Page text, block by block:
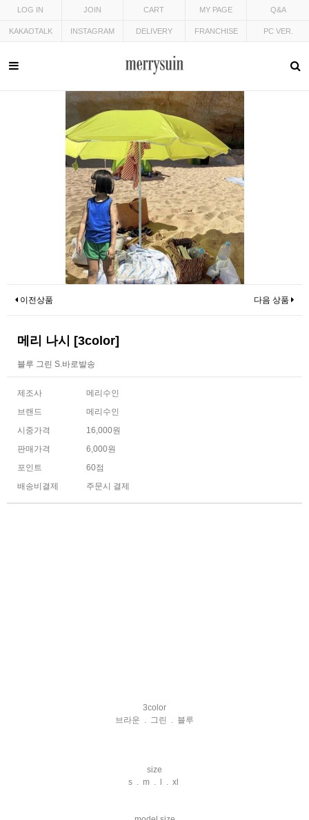
LOG IN JOIN CART MY PAGE Q&A
KAKAOTALK INSTAGRAM DELIVERY FRANCHISE PC VER.
이전상품 다음 상품
메리 나시 [3color]
블루 그린 S.바로발송
제조사
메리수인
브랜드
메리수인
시중가격
16,000원
판매가격
6,000원
포인트
60점
배송비결제
주문시 결제
3color
브라운 . 그린 . 블루
size
s . m . l . xl